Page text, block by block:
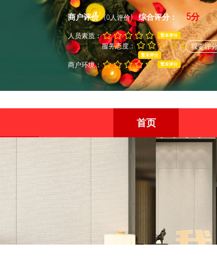
商户评价 (0人评价)综合评分： 5分
人员素质： 暂未评分
服务态度：
暂未评分
商户环境： 暂未评分
我要评
首页